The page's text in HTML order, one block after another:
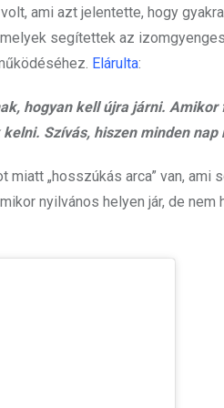
ami azt jelentette, hogy
segítettek az
Elárulta:
hogyan kell újra járni.
Szívás, hiszen minden nap
miatt „hosszúkás arca” van,
nyilvános helyen jár, de nem